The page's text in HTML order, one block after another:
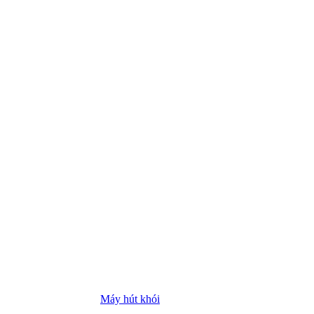
Máy hút khói